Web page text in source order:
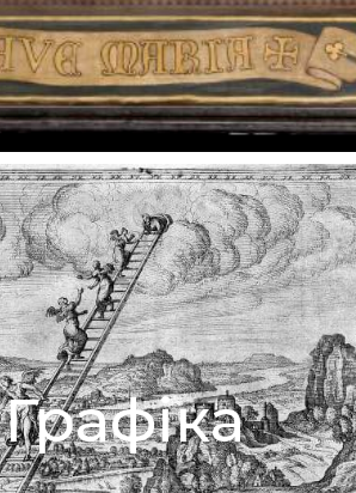
Графіка